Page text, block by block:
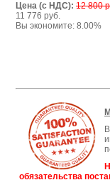
Цена (с НДС): 12 800
11 776 руб.
Вы экономите: 8.00%
обязательства